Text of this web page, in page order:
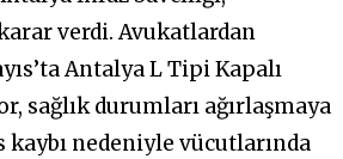
verdi. Avukatlardan
Antalya L Tipi Kapalı
sağlık durumları ağırlaşmaya
kaybı nedeniyle vücutlarında